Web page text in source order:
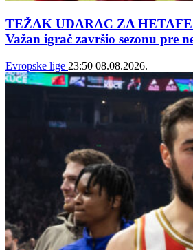
TEŽAK UDARAC ZA
Važan igrač završio sezonu pre
Evropske lige 23:50 08.08.2026.